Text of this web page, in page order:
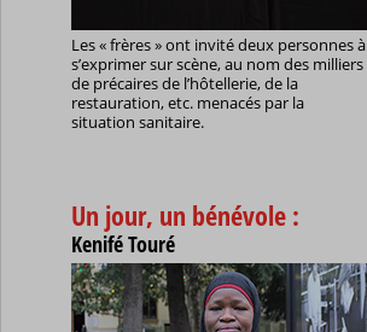
Les « frères » ont invité deux personnes à
s’exprimer sur scène, au nom des milliers
de précaires de l’hôtellerie, de la
restauration, etc. menacés par la
situation sanitaire.
Un jour, un bénévole :
Kenifé Touré